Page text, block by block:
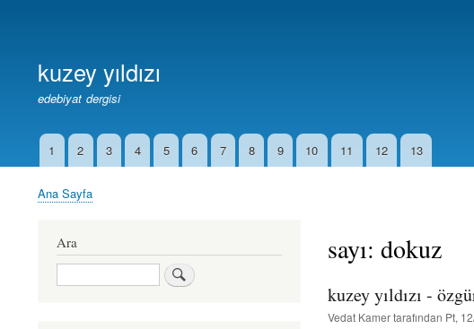
kuzey yıldızı
edebiyat dergisi
İkincil1 2 3 4 5 6 7 8 9 10 11 12 13
Sayfa
Ana Sayfa
sayı: dokuz
kuzey yıldızı -
Vedat Kamertarafından Pt,
Ara
Ara